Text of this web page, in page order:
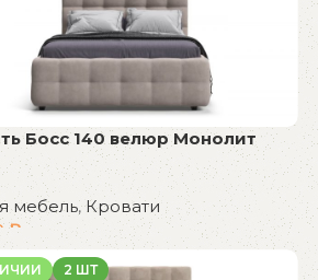
Босс 140 велюр Монолит
мебель,Кровати
₽
2 ШТ